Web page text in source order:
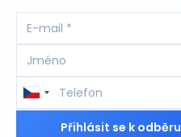
Přihlásit se k odběru